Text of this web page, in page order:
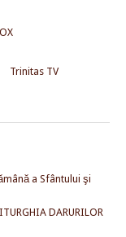
Trinitas TV
a Sfântului şi
DARURILOR